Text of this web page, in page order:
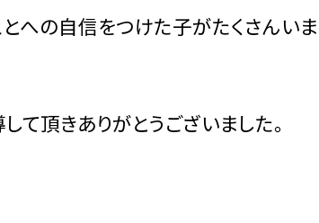
への自信をつけた子がたくさんいま
て頂きありがとうございました。